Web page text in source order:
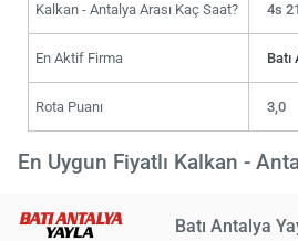
Kalkan - Antalya Arası Kaç Saat? 4s
En Aktif Firma
Rota Puanı 3,0
En Uygun Fiyatlı Kalkan -
Batı Antalya